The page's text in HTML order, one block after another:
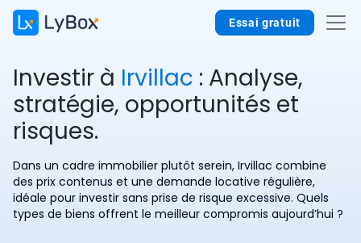
Essai gratuit
Investir à Irvillac : Analyse,
stratégie, opportunités et
risques.
Dans un cadre immobilier plutôt serein, Irvillac combine
des prix contenus et une demande locative régulière,
idéale pour investir sans prise de risque excessive. Quels
types de biens offrent le meilleur compromis aujourd’hui ?